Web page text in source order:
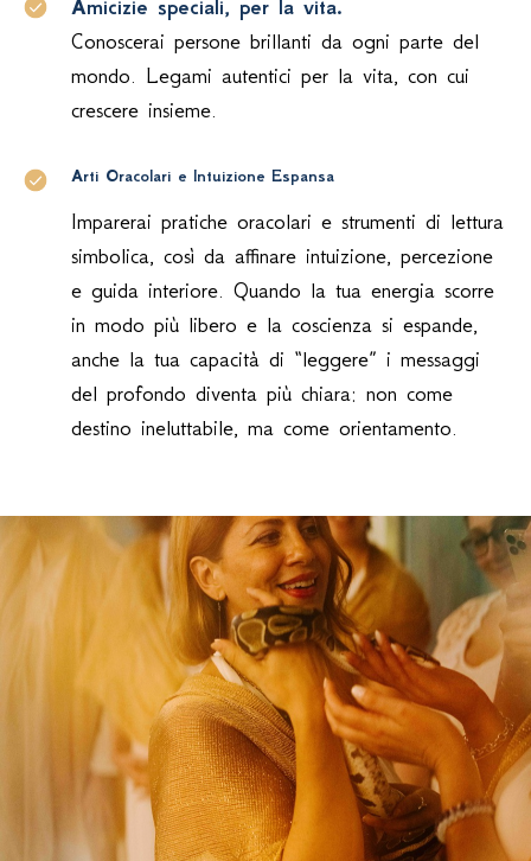
Amicizie speciali, per la vita.
Conoscerai persone brillanti da ogni parte del
mondo. Legami autentici per la vita, con cui
crescere insieme.
Arti Oracolari e Intuizione Espansa
Imparerai pratiche oracolari e strumenti di lettura
simbolica, così da affinare intuizione, percezione
e guida interiore. Quando la tua energia scorre
in modo più libero e la coscienza si espande,
anche la tua capacità di “leggere” i messaggi
del profondo diventa più chiara: non come
destino ineluttabile, ma come orientamento.